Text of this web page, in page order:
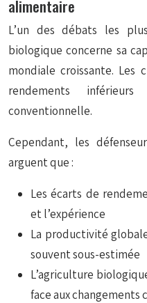
alimentaire
L’un des débats les
biologique concerne sa
mondiale croissante. Les
rendements
conventionnelle.
Cependant, les
arguent que :
Les écarts de
et l’expérience
La productivité
souvent sous-estimée
L’agriculture
face aux changements